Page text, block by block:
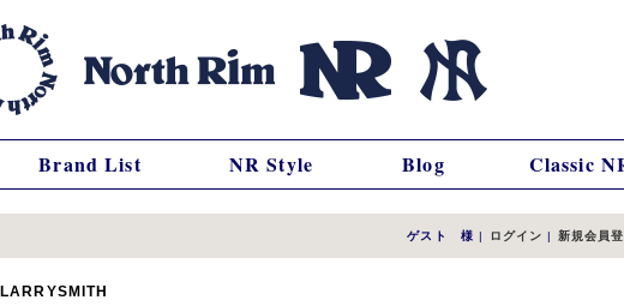
Brand List NR Style Blog Classic
ゲスト 様 | ログイン | 新規会員
LARRYSMITH